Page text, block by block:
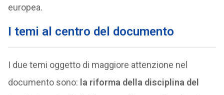
europea.
I temi al centro del documento
I due temi oggetto di maggiore attenzione nel
documento sono: la riforma della disciplina del